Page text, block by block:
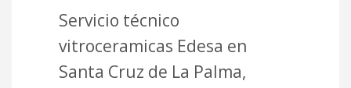
Servicio técnico
vitroceramicas Edesa en
Santa Cruz de La Palma,